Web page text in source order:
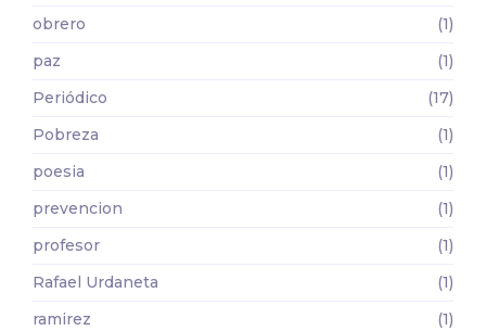
obrero
(1)
paz
(1)
Periódico
(17)
Pobreza
(1)
poesia
(1)
prevencion
(1)
profesor
(1)
Rafael Urdaneta
(1)
ramirez
(1)